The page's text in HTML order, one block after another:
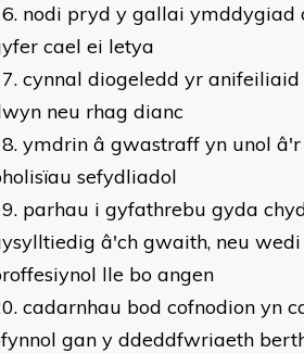
nodi pryd y gallai ymddygiad
cael ei letya
cynnal diogeledd yr
neu rhag dianc
ymdrin â gwastraff yn unol
sefydliadol
parhau i gyfathrebu gyda
â'ch gwaith, neu
lle bo angen
cadarnhau bod cofnodion yn
gan y ddeddfwriaeth